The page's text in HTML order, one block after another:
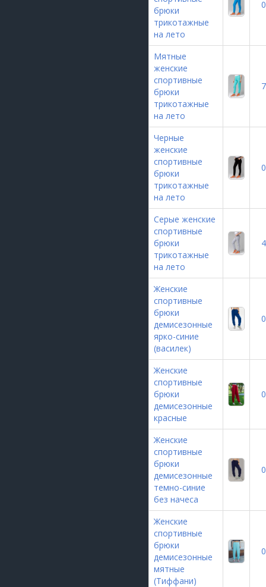
брюки
трикотажные
на лето
0
Мятные
женские
спортивные
брюки
трикотажные
на лето
7
Черные
женские
спортивные
брюки
трикотажные
на лето
0
Серые женские
спортивные
брюки
трикотажные
на лето
4
Женские
спортивные
брюки
демисезонные
ярко-синие
(василек)
0
Женские
спортивные
брюки
демисезонные
красные
0
Женские
спортивные
брюки
демисезонные
темно-синие
без начеса
0
Женские
спортивные
брюки
демисезонные
мятные
(Тиффани)
0